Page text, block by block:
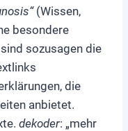
(Wissen,
besondere
sind sozusagen die
die
anbietet.
dekoder: „mehr